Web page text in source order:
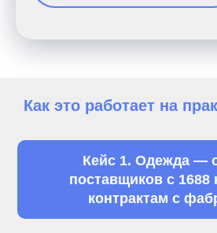
Как это работает на
Кейс 1. Одежда —
поставщиков с
контрактам с